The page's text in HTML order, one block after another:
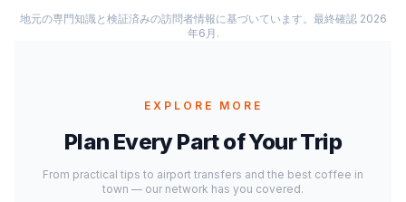
地元の専門知識と検証済みの訪問者情報に基づいています。最終確認 2026
年6月.
EXPLORE MORE
Plan Every Part of Your Trip
From practical tips to airport transfers and the best coffee in
town — our network has you covered.